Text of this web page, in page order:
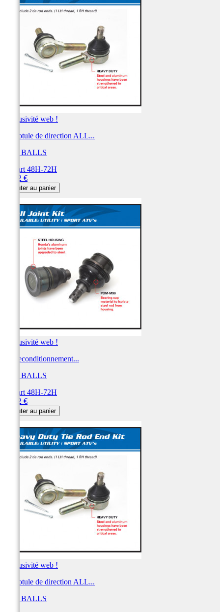
Exclusivité web !
Kit rotule de direction ALL...
ALL BALLS
Départ 48H-72H
58,82 €
Ajouter au panier
Exclusivité web !
Kit reconditionnement...
ALL BALLS
Départ 48H-72H
55,02 €
Ajouter au panier
Exclusivité web !
Kit rotule de direction ALL...
ALL BALLS